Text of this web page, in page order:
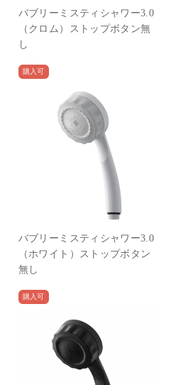
バブリーミスティシャワー3.0
（クロム）ストップボタン無
し
購入可
バブリーミスティシャワー3.0
（ホワイト）ストップボタン
無し
購入可